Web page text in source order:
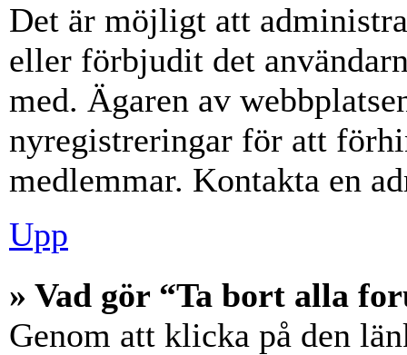
Det är möjligt att
eller förbjudit det
med. Ägaren av
nyregistreringar för att
medlemmar. Kontakta en
Upp
» Vad gör “Ta bort alla
Genom att klicka på den